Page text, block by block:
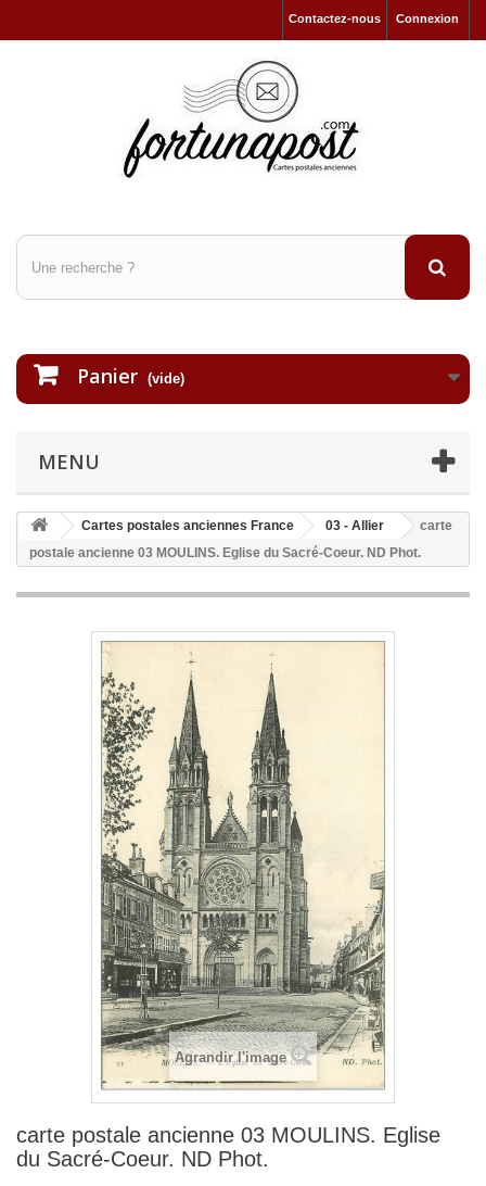
Connexion
Contactez-nous
Panier (vide)
MENU
Cartes postales anciennes France 03 - Allier
carte
postale ancienne 03 MOULINS. Eglise du Sacré-Coeur. ND Phot.
Agrandir l'image
carte postale ancienne 03 MOULINS. Eglise
du Sacré-Coeur. ND Phot.